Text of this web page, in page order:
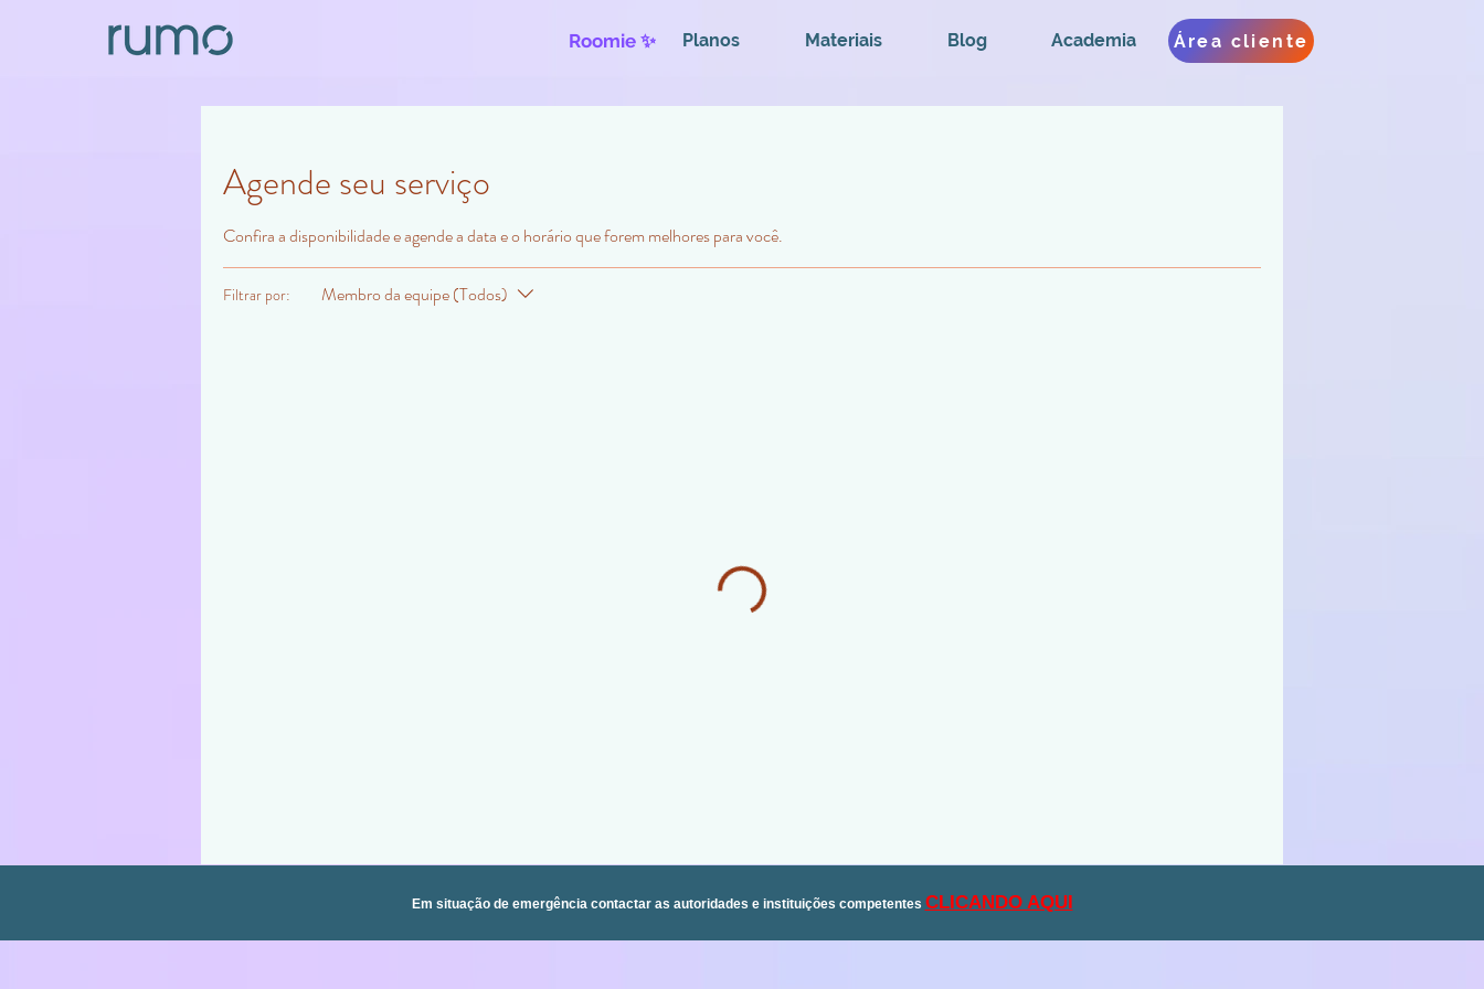
Planos Materiais Blog Academia
Roomie ✨ Área cliente
Agende seu serviço
Confira a disponibilidade e agende a data e o horário que forem melhores para você.
Filtrar por: Membro da equipe (Todos)
Em situação de emergência contactar as autoridades e instituições competentes CLICANDO AQUI